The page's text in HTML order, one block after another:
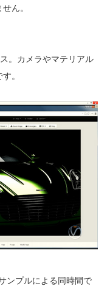
ん。
。カメラやマテリアル
。
ンプルによる同時間で